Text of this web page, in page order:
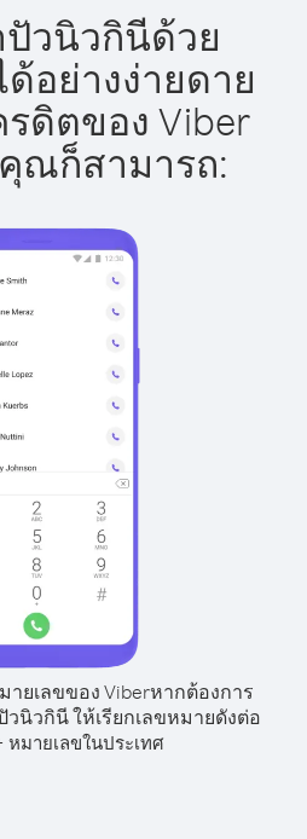
วนิวกินีด้วย
ด้อย่างง่ายดาย
ดิตของ Viber
ณก็สามารถ:
ยเลขของ Viberหากต้องการ
นิวกินี ให้เรียกเลขหมายดังต่อ
หมายเลขในประเทศ